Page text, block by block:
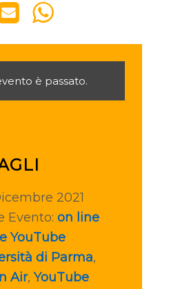
è passato.
2021
Evento: on line
YouTube
di Parma,
Air,YouTube